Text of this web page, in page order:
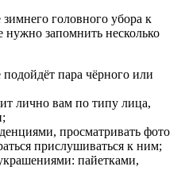
головного убора к
нужно запомнить несколько
пара чёрного или
лично вам по типу лица,
просматривать фото
прислушиваться к ним;
пайетками,